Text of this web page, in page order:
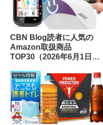
CBN Blog読者に人気の
Amazon取扱商品
TOP30（2026年6月1日
セール情報